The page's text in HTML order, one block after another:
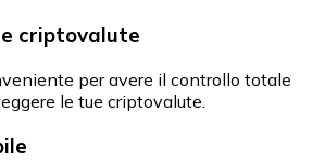
criptovalute
per avere il controllo totale
le tue criptovalute.